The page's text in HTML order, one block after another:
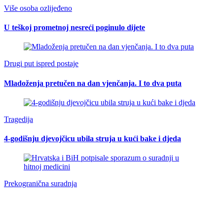
Više osoba ozlijeđeno
U teškoj prometnoj nesreći poginulo dijete
Drugi put ispred postaje
Mladoženja pretučen na dan vjenčanja. I to dva puta
Tragedija
4-godišnju djevojčicu ubila struja u kući bake i djeda
Prekogranična suradnja